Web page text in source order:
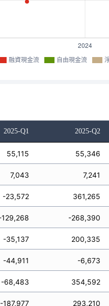
融資現金流 自由現金流
2025-Q1 2025-Q2
55,115 55,346
7,043 7,241
-23,572 361,265
129,268 -268,390
-35,137 200,335
-44,911 -6,673
-68,483 354,592
-187,977 293,210